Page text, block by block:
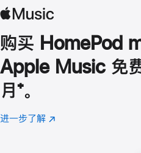
购买 HomePod
Apple Music 免
月 脚
注
⁺。
进一步了解 Apple
(在